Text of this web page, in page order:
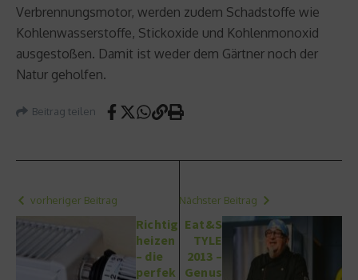
Verbrennungsmotor, werden zudem Schadstoffe wie
Kohlenwasserstoffe, Stickoxide und Kohlenmonoxid
ausgestoßen. Damit ist weder dem Gärtner noch der
Natur geholfen.
Beitrag teilen
vorheriger Beitrag
Richtig
heizen
– die
perfek
Nächster Beitrag
Eat&S
TYLE
2013 –
Genus